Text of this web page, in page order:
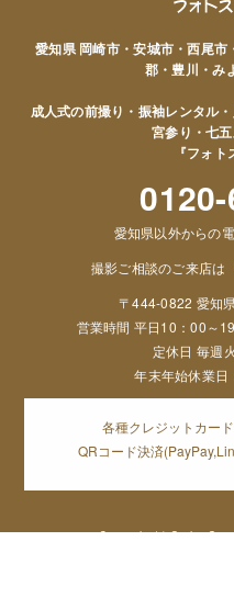
愛知県 岡崎市・安城市・西尾
郡・豊川・み
成人式の前撮り・振袖レンタル
宮参り・七
『フォ
愛知県以外からの
撮影ご相談のご来店は
〒444-0822 愛知
営業時間 平日10：00～
定休日 毎週
年末年始休業日
各種クレジットカー
QRコード決済
Copyright (c) Orphe